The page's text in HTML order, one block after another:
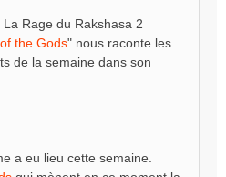
La Rage du Rakshasa 2
the Gods" nous raconte les
de la semaine dans son
a eu lieu cette semaine.